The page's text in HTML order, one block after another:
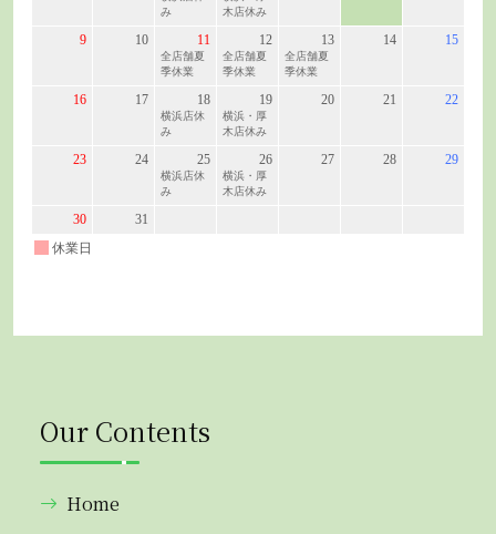
Our Contents
Home